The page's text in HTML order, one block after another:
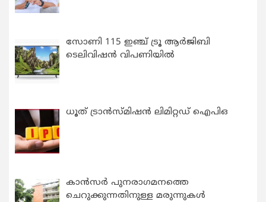
സോണി 115 ഇഞ്ച് ട്രൂ ആർജിബി
ടെലിവിഷൻ വിപണിയിൽ
ധൂത് ട്രാൻസ്മിഷൻ ലിമിറ്റഡ് ഐപിഒ
കാന്‍സര്‍ പുനരാഗമനത്തെ
ചെറുക്കുന്നതിനുള്ള മരുന്നുകള്‍